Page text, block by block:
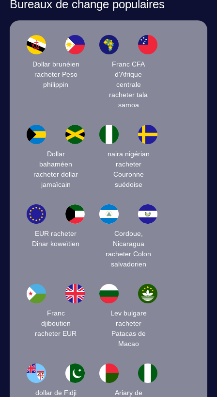
Bureaux de change populaires
Dollar brunéien
racheter Peso
philippin
Franc CFA
d'Afrique
centrale
racheter tala
samoa
Dollar
bahaméen
racheter dollar
jamaïcain
naira nigérian
racheter
Couronne
suédoise
EUR racheter
Dinar koweïtien
Cordoue,
Nicaragua
racheter Colon
salvadorien
Franc
djiboutien
racheter EUR
Lev bulgare
racheter
Patacas de
Macao
dollar de Fidji
Ariary de